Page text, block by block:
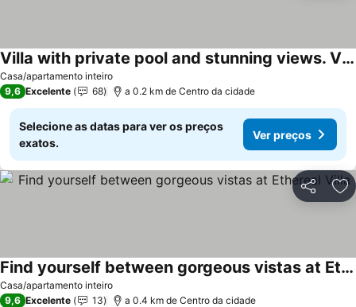
Casa/apartamento inteiro
Villa with private pool and stunning views. Village location close to Lourdas.
9,6 Excelente 68 a 0.2 km de Centro da cidade
Selecione as datas para ver os preços
exatos.
Ver preços
Partilhar
Casa/apartamento inteiro
Find yourself between gorgeous vistas at Ethereal Villa
9,6 Excelente 13 a 0.4 km de Centro da cidade